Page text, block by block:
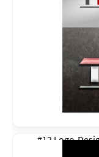
#12 Logo-